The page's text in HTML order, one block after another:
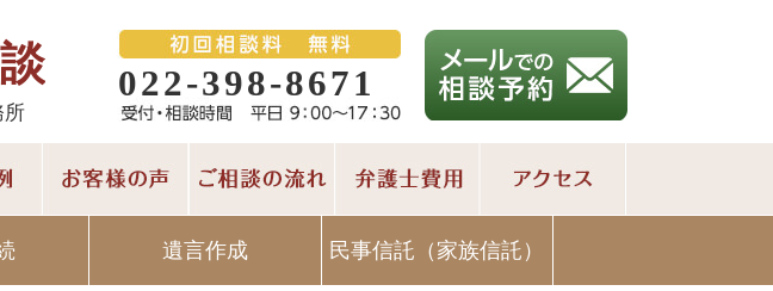
所
022-398-8671
遺言作成 民事信託（家族信託）